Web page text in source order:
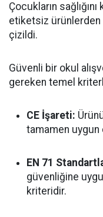
Çocukların
etiketsiz ürünlerden
çizildi.
Güvenli bir okul
gereken temel
CE İşareti:
tamamen
EN 71
güvenliğine
kriteridir.